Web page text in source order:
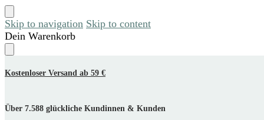
Skip to navigation Skip to content
Dein Warenkorb
Kostenloser Versand ab 59 €
Über 7.588 glückliche Kundinnen & Kunden